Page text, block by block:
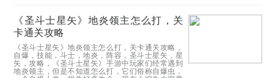
《圣斗士星矢》地炎领主怎么打，关
卡通关攻略
《圣斗士星矢》地炎领主怎么打，关卡通关攻略，
自爆，技能，斗士，地炎，阵容，圣斗士星矢，星
矢，攻略，《圣斗士星矢》手游中玩家们经常遇到
地炎领主，但是不知道怎么打，它们俗称自爆虫，